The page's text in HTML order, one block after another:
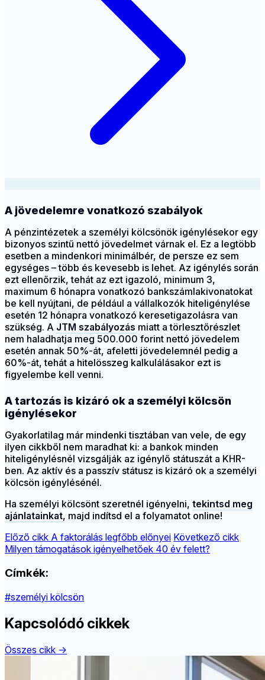
A jövedelemre vonatkozó szabályok
A pénzintézetek a személyi kölcsönök igénylésekor egy
bizonyos szintű nettó jövedelmet várnak el. Ez a legtöbb
esetben a mindenkori minimálbér, de persze ez sem
egységes – több és kevesebb is lehet. Az igénylés során
ezt ellenőrzik, tehát az ezt igazoló, minimum 3,
maximum 6 hónapra vonatkozó bankszámlakivonatokat
be kell nyújtani, de például a vállalkozók hiteligénylése
esetén 12 hónapra vonatkozó keresetigazolásra van
szükség. A JTM szabályozás miatt a törlesztőrészlet
nem haladhatja meg 500.000 forint nettó jövedelem
esetén annak 50%-át, afeletti jövedelemnél pedig a
60%-át, tehát a hitelösszeg kalkulálásakor ezt is
figyelembe kell venni.
A tartozás is kizáró ok a személyi kölcsön
igénylésekor
Gyakorlatilag már mindenki tisztában van vele, de egy
ilyen cikkből nem maradhat ki: a bankok minden
hiteligénylésnél vizsgálják az igénylő státuszát a KHR-
ben. Az aktív és a passzív státusz is kizáró ok a személyi
kölcsön igénylésénél.
Ha személyi kölcsönt szeretnél igényelni, tekintsd meg
ajánlatainkat, majd indítsd el a folyamatot online!
Előző cikk A faktorálás legfőbb előnyei Következő cikk
Milyen támogatások igényelhetőek 40 év felett?
Címkék:
#személyi kölcsön
Kapcsolódó cikkek
Összes cikk →